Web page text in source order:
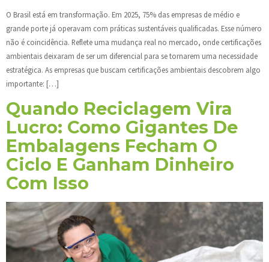
O Brasil está em transformação. Em 2025, 75% das empresas de médio e
grande porte já operavam com práticas sustentáveis qualificadas. Esse número
não é coincidência. Reflete uma mudança real no mercado, onde certificações
ambientais deixaram de ser um diferencial para se tornarem uma necessidade
estratégica. As empresas que buscam certificações ambientais descobrem algo
importante: […]
Quando Reciclagem Vira
Lucro: Como Gigantes De
Embalagens Fecham O
Ciclo E Ganham Dinheiro
Com Isso